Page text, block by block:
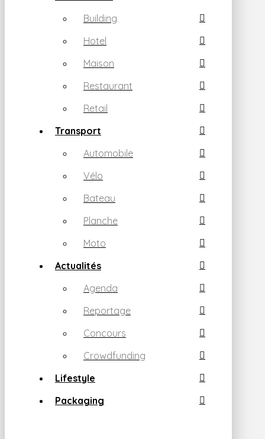
Building
Hotel
Maison
Restaurant
Retail
Transport
Automobile
Vélo
Bateau
Planche
Moto
Actualités
Agenda
Reportage
Concours
Crowdfunding
Lifestyle
Packaging